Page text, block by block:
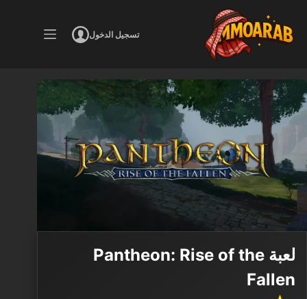
المحتوى
تسجيل الدخول
لعبة Pantheon: Rise of the
Fallen